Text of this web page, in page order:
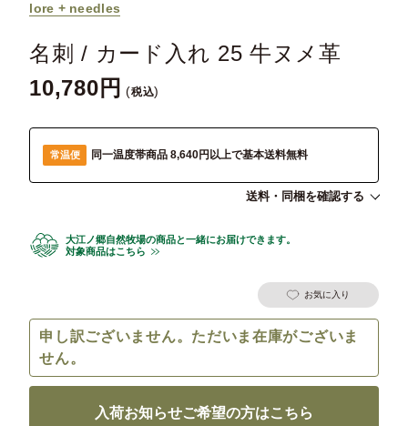
lore + needles
名刺 / カード入れ 25 牛ヌメ革
10,780 税込
常温便 同一温度帯商品 8,640円以上で基本送料無料
送料・同梱を確認する
大江ノ郷自然牧場の商品と一緒にお届けできます。
対象商品はこちら
お気に入り
申し訳ございません。ただいま在庫がございま
せん。
入荷お知らせご希望の方はこちら